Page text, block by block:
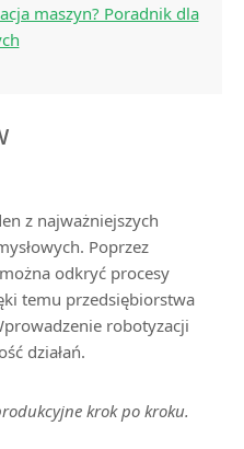
maszyn? Poradnik dla
z najważniejszych
Poprzez
odkryć procesy
temu przedsiębiorstwa
robotyzacji
działań.
krok po kroku.